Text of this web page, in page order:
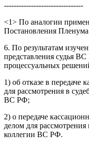
--------------------------------
<1> По аналогии
Постановления
6. По результатам
представления судья
процессуальных
1) об отказе в передаче
для рассмотрения в
ВС РФ;
2) о передаче
делом для
коллегии ВС РФ.